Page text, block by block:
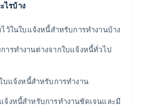
รณ์
ไรบ้าง
ว้ในใบแจ้งหนี้สำหรับการทำงานบ้าง
ารทำงานต่างจากใบแจ้งหนี้ทั่วไป
บแจ้งหนี้สำหรับการทำงาน
จ้งหนี้สำหรับการทำงานชัดเจนและมี